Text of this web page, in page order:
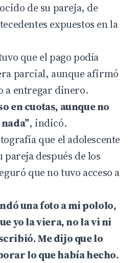
de su pareja, de
expuestos en la
que el pago podía
parcial, aunque afirmó
a entregar dinero.
en cuotas, aunque no
, indicó.
que el adolescente
después de los
que no tuvo acceso a
una foto a mi pololo,
yo la viera, no la vi ni
Me dijo que lo
lo que había hecho.